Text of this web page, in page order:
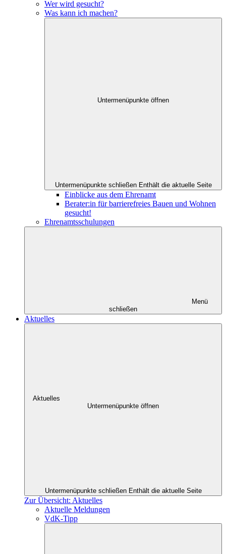
Wer wird gesucht?
Was kann ich machen?
Untermenüpunkte öffnen
Untermenüpunkte schließen Enthält die aktuelle Seite
Einblicke aus dem Ehrenamt
Berater:in für barrierefreies Bauen und Wohnen
gesucht!
Ehrenamtsschulungen
Menü
schließen
Aktuelles
Aktuelles
Untermenüpunkte öffnen
Untermenüpunkte schließen Enthält die aktuelle Seite
Zur Übersicht: Aktuelles
Aktuelle Meldungen
VdK-Tipp